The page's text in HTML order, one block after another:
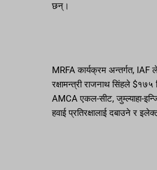
छन्।
MRFA कार्यक्रम अन्तर्गत, IAF
रक्षामन्त्री राजनाथ सिंहले
AMCA एकल-सीट, जुम्ल्याहा-
हवाई प्रतिरक्षालाई दबाउने र